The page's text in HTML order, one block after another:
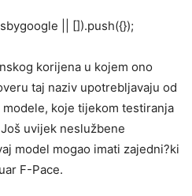
|| []).push({});
korijena u kojem ono
taj naziv upotrebljavaju od
koje tijekom testiranja
uvijek neslužbene
model mogao imati zajedni?ki
F-Pace.